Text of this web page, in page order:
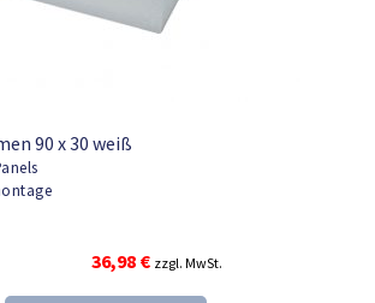
90 x 30 weiß
Ursprünglicher
Preis
36,98 €Aktueller
Preis
zzgl. MwSt.